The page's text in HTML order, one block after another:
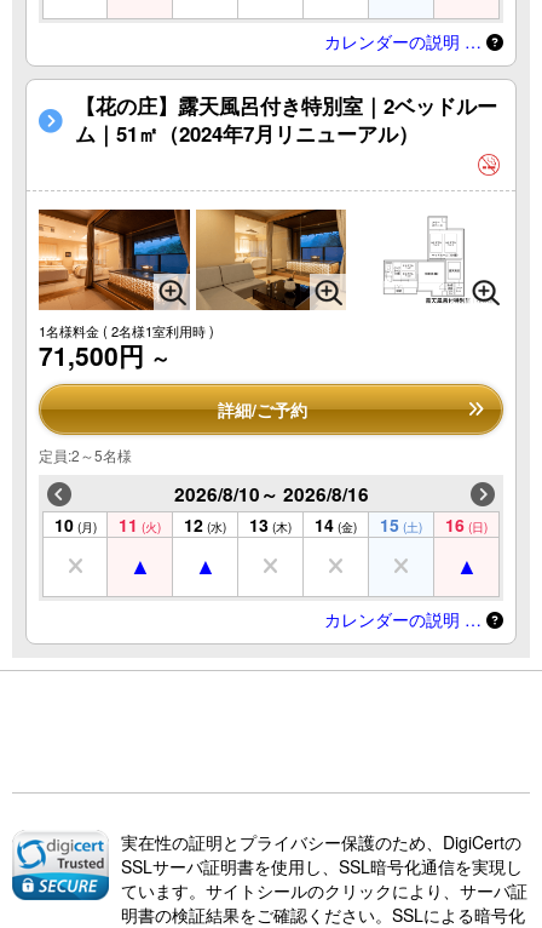
カレンダーの説明 …
【花の庄】露天風呂付き特別室｜2ベッドルー
ム｜51㎡（2024年7月リニューアル）
1名様料金( 2名様1室利用時 )
71,500円 ～
詳細/ご予約
定員:2～5名様
2026/8/10～ 2026/8/16
10 (月) 11 (火) 12 (水) 13 (木) 14 (金) 15 (土) 16 (日)
カレンダーの説明 …
実在性の証明とプライバシー保護のため、DigiCertの
SSLサーバ証明書を使用し、SSL暗号化通信を実現し
ています。サイトシールのクリックにより、サーバ証
明書の検証結果をご確認ください。SSLによる暗号化